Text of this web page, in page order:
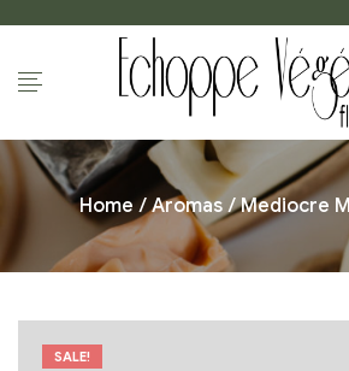
Home/Aromas/ Mediocre
SALE!